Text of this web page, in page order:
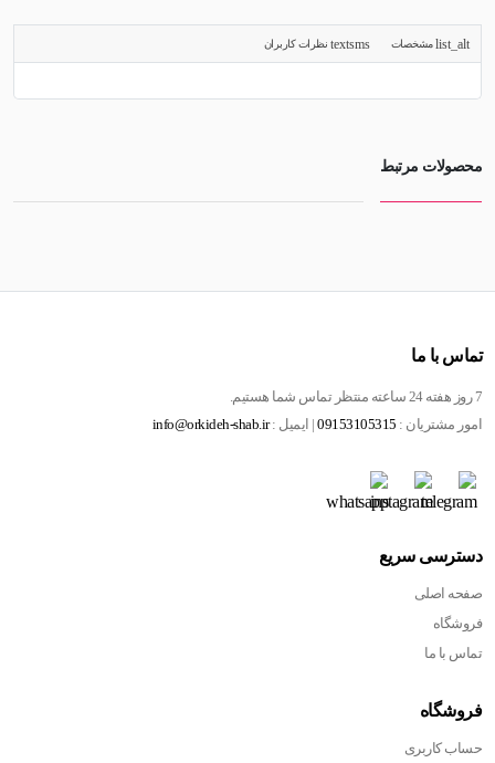
مشخصات نظرات کاربران
محصولات مرتبط
تماس با ما
7 روز هفته 24 ساعته منتظر تماس شما هستیم.
امور مشتریان : 09153105315 | ایمیل :info@orkideh-shab.ir
دسترسی سریع
صفحه اصلی
فروشگاه
تماس با ما
فروشگاه
حساب کاربری